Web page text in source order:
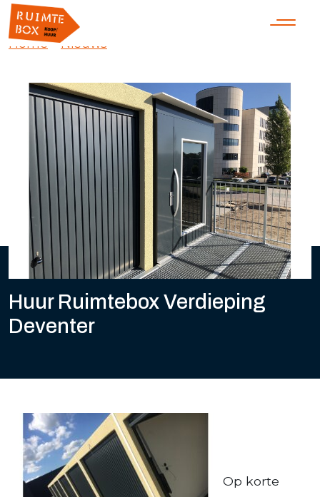
Home»Nieuws
Huur Ruimtebox Verdieping
Deventer
Op korte